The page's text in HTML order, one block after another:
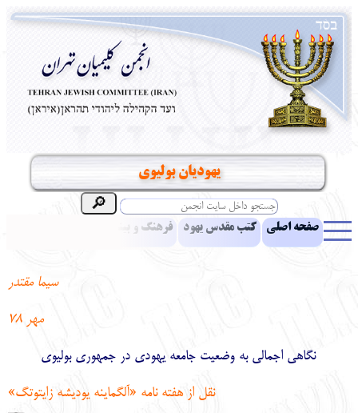
يهوديان بوليوي
صفحه اصلی کتب مقدس یهود فرهنگ و بینش یهود
سيما مقتدر
مهر 78
نگاهي اجمالي به وضعيت جامعه يهودي در جمهوري بوليوي
نقل از هفته نامه «آلگماينه يوديشه زايتوتگ»